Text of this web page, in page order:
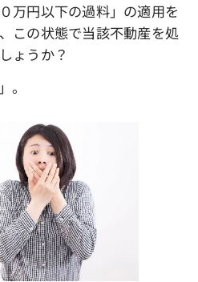
万円以下の過料」の適用を
この状態で当該不動産を処
ょうか？